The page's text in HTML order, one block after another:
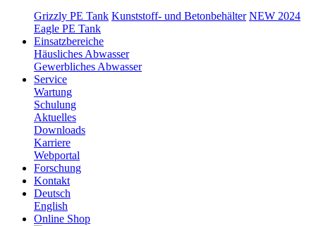
Grizzly PE Tank Kunststoff- und Betonbehälter NEW 2024
Eagle PE Tank
Einsatzbereiche
Häusliches Abwasser
Gewerbliches Abwasser
Service
Wartung
Schulung
Aktuelles
Downloads
Karriere
Webportal
Forschung
Kontakt
Deutsch
English
Online Shop